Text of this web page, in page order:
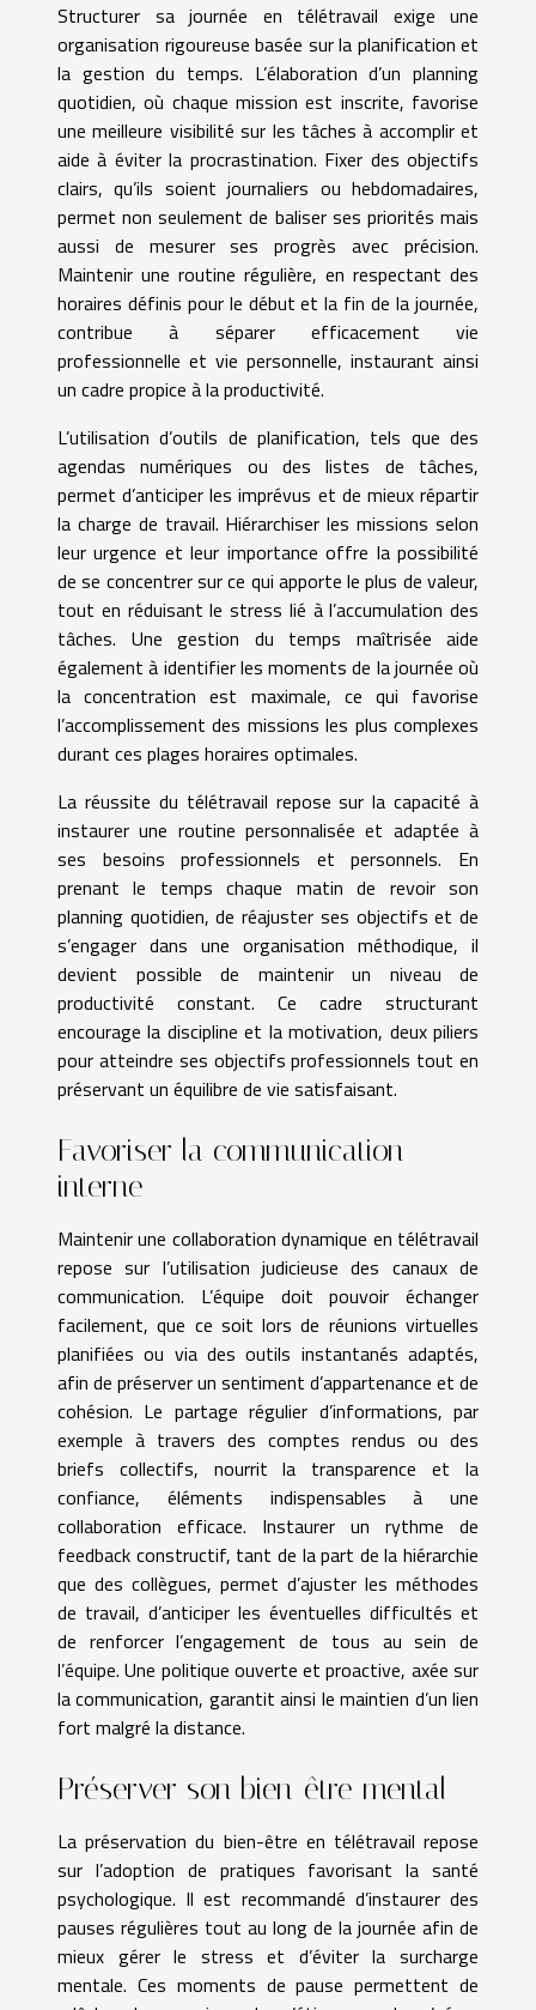
Structurer sa journée en télétravail exige une
organisation rigoureuse basée sur la planification et
la gestion du temps. L’élaboration d’un planning
quotidien, où chaque mission est inscrite, favorise
une meilleure visibilité sur les tâches à accomplir et
aide à éviter la procrastination. Fixer des objectifs
clairs, qu’ils soient journaliers ou hebdomadaires,
permet non seulement de baliser ses priorités mais
aussi de mesurer ses progrès avec précision.
Maintenir une routine régulière, en respectant des
horaires définis pour le début et la fin de la journée,
contribue à séparer efficacement vie
professionnelle et vie personnelle, instaurant ainsi
un cadre propice à la productivité.
L’utilisation d’outils de planification, tels que des
agendas numériques ou des listes de tâches,
permet d’anticiper les imprévus et de mieux répartir
la charge de travail. Hiérarchiser les missions selon
leur urgence et leur importance offre la possibilité
de se concentrer sur ce qui apporte le plus de valeur,
tout en réduisant le stress lié à l’accumulation des
tâches. Une gestion du temps maîtrisée aide
également à identifier les moments de la journée où
la concentration est maximale, ce qui favorise
l’accomplissement des missions les plus complexes
durant ces plages horaires optimales.
La réussite du télétravail repose sur la capacité à
instaurer une routine personnalisée et adaptée à
ses besoins professionnels et personnels. En
prenant le temps chaque matin de revoir son
planning quotidien, de réajuster ses objectifs et de
s’engager dans une organisation méthodique, il
devient possible de maintenir un niveau de
productivité constant. Ce cadre structurant
encourage la discipline et la motivation, deux piliers
pour atteindre ses objectifs professionnels tout en
préservant un équilibre de vie satisfaisant.
Favoriser la communication
interne
Maintenir une collaboration dynamique en télétravail
repose sur l’utilisation judicieuse des canaux de
communication. L’équipe doit pouvoir échanger
facilement, que ce soit lors de réunions virtuelles
planifiées ou via des outils instantanés adaptés,
afin de préserver un sentiment d’appartenance et de
cohésion. Le partage régulier d’informations, par
exemple à travers des comptes rendus ou des
briefs collectifs, nourrit la transparence et la
confiance, éléments indispensables à une
collaboration efficace. Instaurer un rythme de
feedback constructif, tant de la part de la hiérarchie
que des collègues, permet d’ajuster les méthodes
de travail, d’anticiper les éventuelles difficultés et
de renforcer l’engagement de tous au sein de
l’équipe. Une politique ouverte et proactive, axée sur
la communication, garantit ainsi le maintien d’un lien
fort malgré la distance.
Préserver son bien-être mental
La préservation du bien-être en télétravail repose
sur l’adoption de pratiques favorisant la santé
psychologique. Il est recommandé d’instaurer des
pauses régulières tout au long de la journée afin de
mieux gérer le stress et d’éviter la surcharge
mentale. Ces moments de pause permettent de